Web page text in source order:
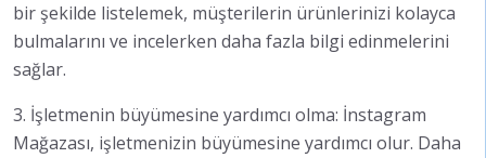
bir şekilde listelemek, müşterilerin ürünlerinizi kolayca
bulmalarını ve incelerken daha fazla bilgi edinmelerini
sağlar.
3. İşletmenin büyümesine yardımcı olma: İnstagram
Mağazası, işletmenizin büyümesine yardımcı olur. Daha